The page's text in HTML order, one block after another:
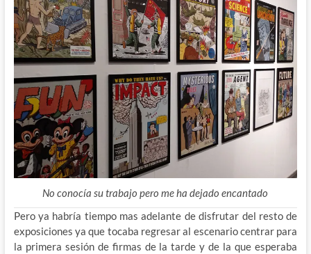
No conocía su trabajo pero me ha dejado encantado
Pero ya habría tiempo mas adelante de disfrutar del resto de
exposiciones ya que tocaba regresar al escenario centrar para
la primera sesión de firmas de la tarde y de la que esperaba